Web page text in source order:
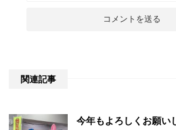
関連記事
今年もよろしくお願い